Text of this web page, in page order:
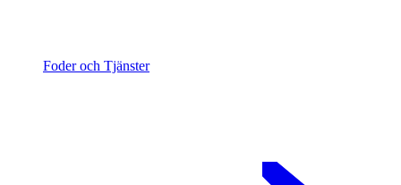
Foder och Tjänster